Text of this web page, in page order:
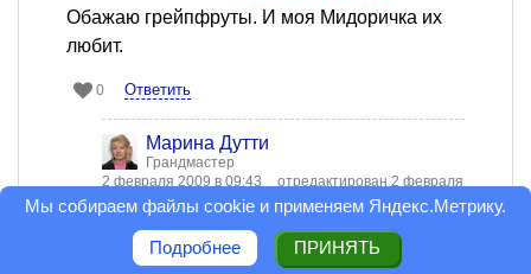
Обажаю грейпфруты. И моя Мидоричка их
любит.
0 Ответить
Марина Дутти
Грандмастер
2 февраля 2009 в 09:43
отредактирован 2 февраля
2009 в 10:42
Сообщить модератору
несчастный?!
Мы собираем файлы cookie и применяем Яндекс.Метрику.
Подробнее ПРИНЯТЬ